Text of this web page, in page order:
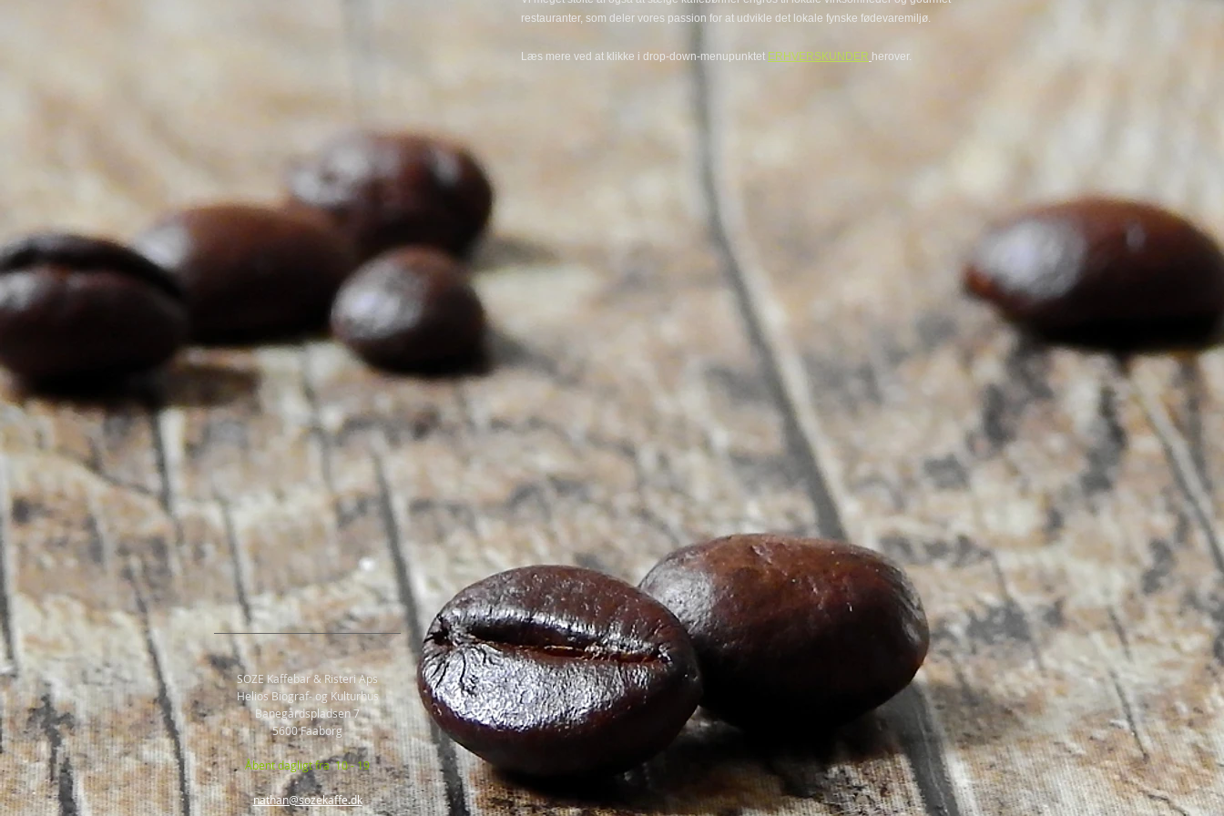
restauranter, som deler vores passion for at udvikle det lokale fynske fødevaremiljø.
Læs mere ved at klikke i drop-down-menupunktet ERHVERSKUNDER herover.
SOZE Kaffebar & Risteri Aps
Helios Biograf- og Kulturhus
Banegårdspladsen 7
5600 Faaborg
Åbent dagligt fra 10 - 19
nathan@sozekaffe.dk